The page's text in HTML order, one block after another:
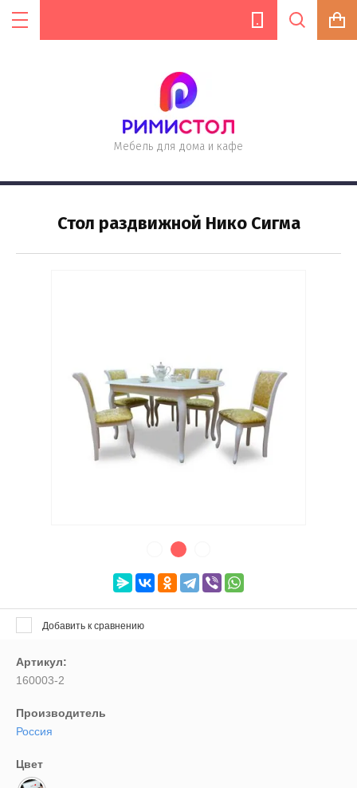
Мебель для дома и кафе
Стол раздвижной Нико Сигма
Добавить к сравнению
Артикул:
160003-2
Производитель
Россия
Цвет
Выберите категорию:
Хит продаж:
Спецпредложение: